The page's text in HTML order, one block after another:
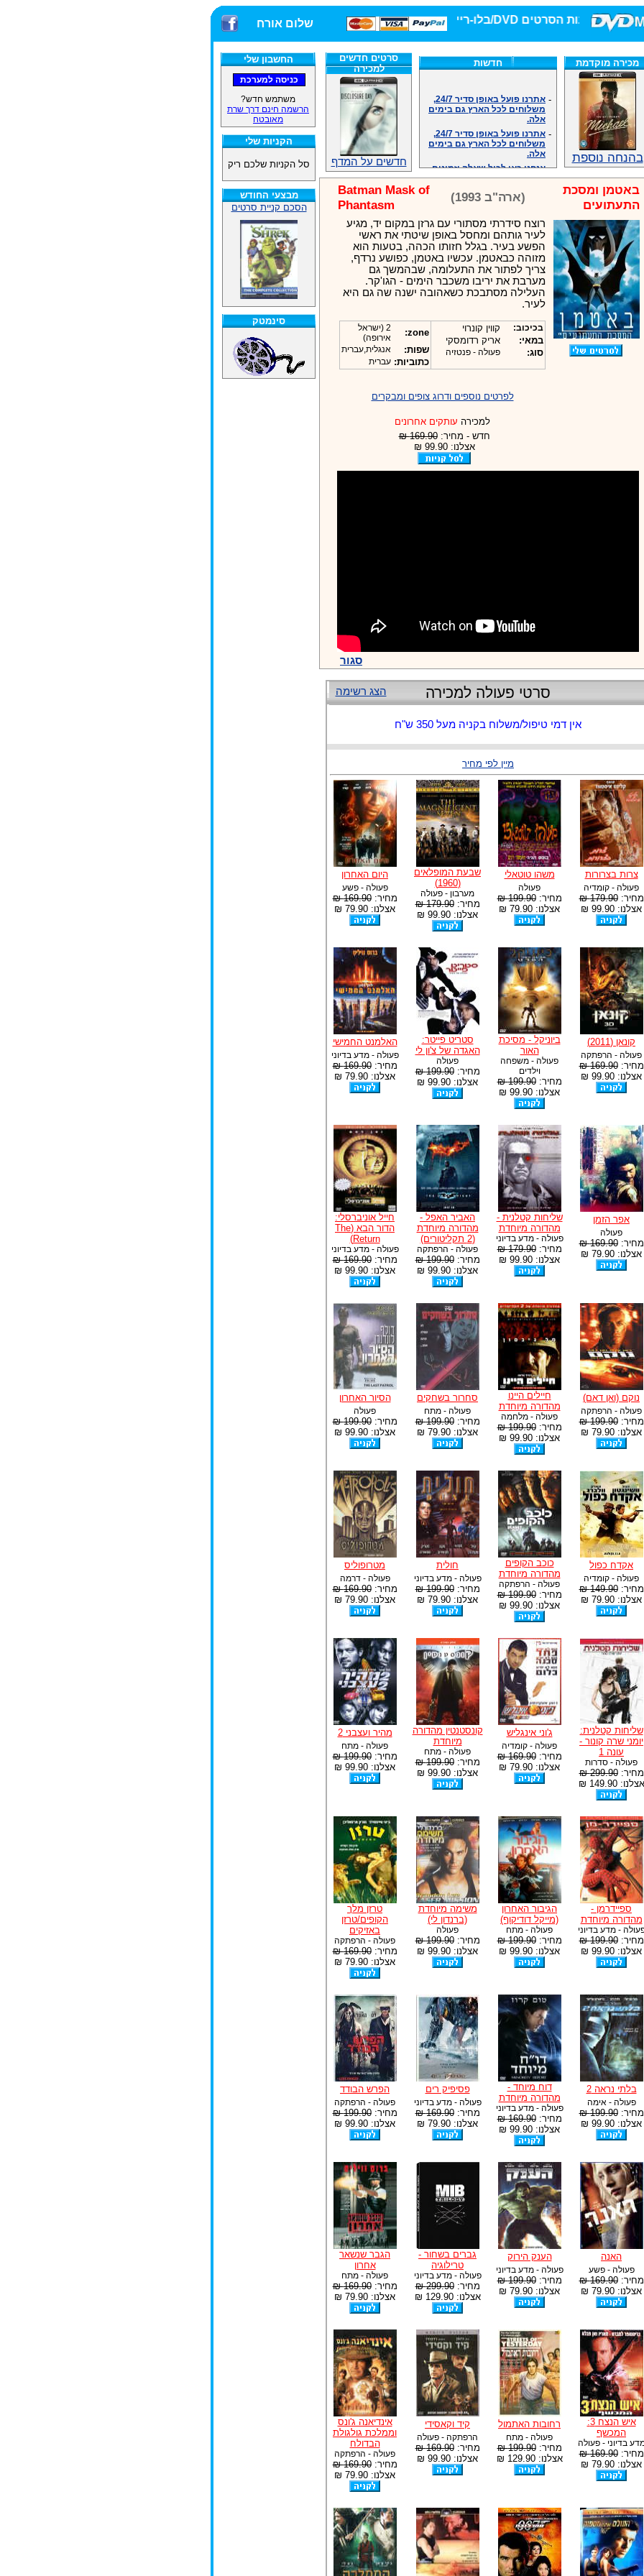
חנות הסרטים DVD/בלו-ריי/3D הגדולה ביותר! שלום אורח
החשבון שלי
משתמש חדש?
הרשמה חינם דרך שרת
מאובטח
הקניות שלי
סל הקניות שלכם ריק
מבצעי החודש
הסכם קניית סרטים
סינמטק
מכירה מוקדמת
בהנחה נוספת
חדשות
משלוחים לכל הארץ גם בימים
אלה.
משלוחים לכל הארץ גם בימים
אלה.
אנחנו כאן לכול שאלה וזמינים
במענה הטלפוני שלנו.ובמייל
.האתר לרשותכם פעיל 24/7
מענה טלפוני: 09-7652392
צוות דיוידי מאסטר ישיר.
זמינים במייל ובטלפון. האתר
לרשותכם פעיל 24/7
צוות דיוידי מאסטר ישיר.
אנחנו כאן לכול שאלה וזמינים
במענה הטלפוני שלנו.ובמייל
.האתר לרשותכם 24/7
מענה טלפוני: 09-7652392
צוות דיוידי מאסטר ישיר.
סרטים חדשים
למכירה
חדשים על המדף
באטמן ומסכת
התעתועים
(ארה"ב 1993)
Batman Mask of
Phantasm
רוצח סידרתי מסתורי עם גרזן במקום יד, מגיע
לעיר גותהם ומחסל באופן שיטתי את ראשי
הפשע בעיר. בגלל חזותו הכהה, בטעות הוא
מזוהה כבאטמן. עכשיו באטמן, כפושע נרדף,
צריך לפתור את התעלומה, שבהמשך גם
מערבת את יריבו משכבר הימים - הגו'קר.
העלילה מסתבכת כשאהובה ישנה שה גם היא
לעיר.
בכיכוב:
קווין קונרוי
במאי:
אריק רדומסקי
סוג:
פעולה - פנטזיה
zone:
2 (ישראל
אירופה)
שפות: אנגלית,עברית
כתוביות: עברית
לפרטים נוספים ודרוג צופים ומבקרים
למכירה עותקים אחרונים
חדש - מחיר:169.90 ₪
אצלנו: 99.90 ₪
סגור
הצג רשימה סרטי פעולה למכירה
אין דמי טיפול/משלוח בקניה מעל 350 ש"ח
מיין לפי מחיר
צרות בצרורות
פעולה - קומדיה
מחיר:179.90 ₪
אצלנו: 99.90 ₪
משהו טוטאלי
פעולה
מחיר:199.90 ₪
אצלנו: 79.90 ₪
שבעת המופלאים
(1960)
מערבון - פעולה
מחיר:179.90 ₪
אצלנו: 99.90 ₪
היום האחרון
פעולה - פשע
מחיר:169.90 ₪
אצלנו: 79.90 ₪
קונאן (2011)
פעולה - הרפתקה
מחיר:169.90 ₪
אצלנו: 99.90 ₪
ביוניקל - מסיכת
האור
פעולה - משפחה
וילדים
מחיר:199.90 ₪
אצלנו: 99.90 ₪
סטריט פייטר:
האגדה של צ'ון לי
פעולה
מחיר:199.90 ₪
אצלנו: 99.90 ₪
האלמנט החמישי
פעולה - מדע בדיוני
מחיר:169.90 ₪
אצלנו: 79.90 ₪
אפר הזמן
פעולה
מחיר:169.90 ₪
אצלנו: 79.90 ₪
שליחות קטלנית -
מהדורה מיוחדת
פעולה - מדע בדיוני
מחיר:179.90 ₪
אצלנו: 99.90 ₪
האביר האפל -
מהדורה מיוחדת
(2 תקליטורים)
פעולה - הרפתקה
מחיר:199.90 ₪
אצלנו: 99.90 ₪
חייל אוניברסלי:
הדור הבא (The
Return)
פעולה - מדע בדיוני
מחיר:169.90 ₪
אצלנו: 99.90 ₪
נוקם (ואן דאם)
פעולה - הרפתקה
מחיר:199.90 ₪
אצלנו: 79.90 ₪
חיילים היינו
מהדורה מיוחדת
פעולה - מלחמה
מחיר:199.90 ₪
אצלנו: 99.90 ₪
סחרור בשחקים
פעולה - מתח
מחיר:199.90 ₪
אצלנו: 79.90 ₪
הסיור האחרון
פעולה
מחיר:199.90 ₪
אצלנו: 99.90 ₪
אקדח כפול
פעולה - קומדיה
מחיר:149.90 ₪
אצלנו: 79.90 ₪
כוכב הקופים
מהדורה מיוחדת
פעולה - הרפתקה
מחיר:199.90 ₪
אצלנו: 99.90 ₪
חולית
פעולה - מדע בדיוני
מחיר:199.90 ₪
אצלנו: 79.90 ₪
מטרופוליס
פעולה - דרמה
מחיר:169.90 ₪
אצלנו: 79.90 ₪
שליחות קטלנית:
יומני שרה קונור -
עונה 1
פעולה - סדרות
מחיר:299.90 ₪
אצלנו: 149.90 ₪
ג'וני אינגליש
פעולה - קומדיה
מחיר:169.90 ₪
אצלנו: 79.90 ₪
קונסטנטין מהדורה
מיוחדת
פעולה - מתח
מחיר:199.90 ₪
אצלנו: 99.90 ₪
מהיר ועצבני 2
פעולה - מתח
מחיר:199.90 ₪
אצלנו: 99.90 ₪
ספיידרמן -
מהדורה מיוחדת
- מדע בדיוני
מחיר:199.90 ₪
אצלנו: 99.90 ₪
הגיבור האחרון
(מייקל דודיקוף)
פעולה - מתח
מחיר:199.90 ₪
אצלנו: 99.90 ₪
משימה מיוחדת
(ברנדון לי)
פעולה
מחיר:199.90 ₪
אצלנו: 99.90 ₪
טרזן מלך
הקופים/טרזן
באזיקים
פעולה - הרפתקה
מחיר:169.90 ₪
אצלנו: 79.90 ₪
בלתי נראה 2
פעולה - אימה
מחיר:199.90 ₪
אצלנו: 99.90 ₪
דוח מיוחד -
מהדורה מיוחדת
פעולה - מדע בדיוני
מחיר:169.90 ₪
אצלנו: 99.90 ₪
פסיפיק רים
פעולה - מדע בדיוני
מחיר:169.90 ₪
אצלנו: 79.90 ₪
הפרש הבודד
פעולה - הרפתקה
מחיר:199.90 ₪
אצלנו: 99.90 ₪
האנה
פעולה - פשע
מחיר:169.90 ₪
אצלנו: 79.90 ₪
הענק הירוק
פעולה - מדע בדיוני
מחיר:199.90 ₪
אצלנו: 79.90 ₪
גברים בשחור -
טרילוגיה
פעולה - מדע בדיוני
מחיר:299.90 ₪
אצלנו: 129.90 ₪
הגבר שנשאר
אחרון
פעולה - מתח
מחיר:169.90 ₪
אצלנו: 79.90 ₪
איש הנצח 3:
המכשף
בדיוני - פעולה
מחיר:169.90 ₪
אצלנו: 79.90 ₪
רחובות האתמול
פעולה - מתח
מחיר:199.90 ₪
אצלנו: 129.90 ₪
קיד וקאסידי
הרפתקה - פעולה
מחיר:169.90 ₪
אצלנו: 99.90 ₪
אינדיאנה ג'ונס
וממלכת גולגולת
הבדולח
פעולה - הרפתקה
מחיר:169.90 ₪
אצלנו: 79.90 ₪